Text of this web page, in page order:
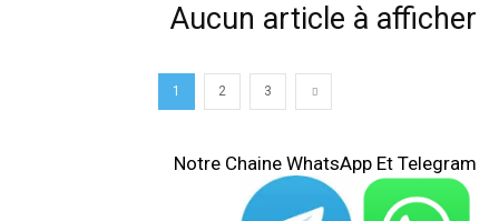
Aucun article à afficher
1 2 3
Notre Chaine WhatsApp Et Telegram